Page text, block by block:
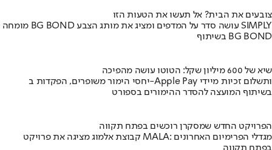
צובעים את הבית? אל תעשו את הטעות הזו
מומחה BG BOND עושה סדר על המדפים ומציג את מותג הצבע SIMPLY
בשיתוף BG BOND
שיא של 600 מיליון שקל: הטוטו עושה מהפיכה
יחסי הימור משופרים, הפקדות ב-Apple Pay ותשלום זכיות מיידי
בשיתוף המועצה להסדר ההימורים בספורט
הפרויקט החדש שמסקרן רוכשים בפתח תקווה
קבוצת אלמוג מציגה את פרויקט MALA: מגדלי הפרימיום האחרונים